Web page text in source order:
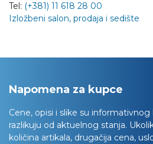
Tel: (+381) 11 618 28 00
Izložbeni salon, prodaja i sedište
Napomena za kupce
Cene, opisi i slike su
razlikuju od aktuelnog stanja.
količina artikala, drugačija cena,